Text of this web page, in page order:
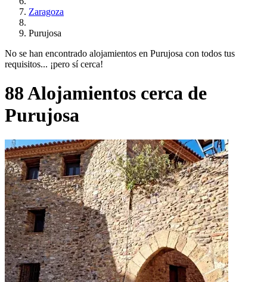
Zaragoza
Purujosa
No se han encontrado alojamientos en Purujosa con todos tus
requisitos... ¡pero sí cerca!
88 Alojamientos cerca de
Purujosa